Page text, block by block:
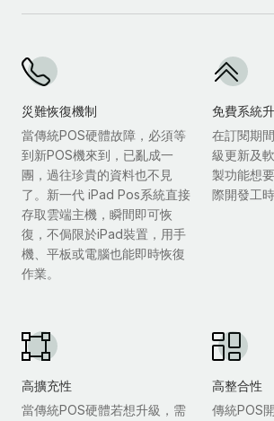
災難恢復機制
當傳統POS硬體故障，必須等
到新POS機來到，已亂成一
團，過往珍貴的資料也不見
了。新一代 iPad Pos系統直接
存取雲端主機，瞬間即可恢
復，不侷限於iPad裝置，用手
機、平板或電腦也能即時恢復
作業。
免費系統
在訂閱期
級更新及
製功能想
際開發工
高擴充性
當傳統POS硬體若想升級，需
高整合性
傳統POS